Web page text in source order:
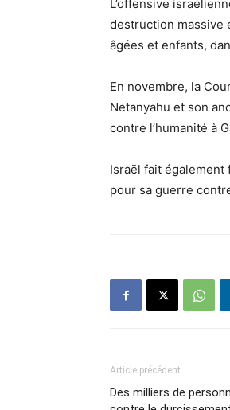
L’offensive
destruction massive
âgées et enfants,
En novembre, la
Netanyahu et son
contre l’humanité à
Israël fait également
pour sa guerre
Article précédent
Des milliers de